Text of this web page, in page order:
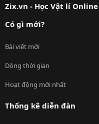
Zix.vn - Học Vật lí
Có gì mới?
Bài viết mới
Dòng thời gian
Hoạt động mới nhất
Thống kê diễn đàn